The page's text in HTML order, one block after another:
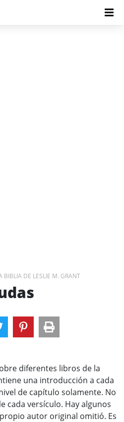
BIBLIA DE LESLIE M. GRANT
diferentes libros de la
una introducción a cada
de capítulo solamente. No
cada versículo. Hay algunos
autor original omitió. Es